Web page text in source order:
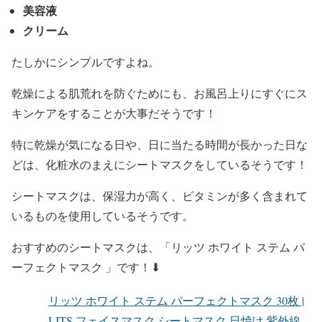
美容液
クリーム
たしかにシンプルですよね。
乾燥による肌荒れを防ぐためにも、 お風呂上り にすぐにス
キンケアをすることが大事だそうです！
特に乾燥が気になる日や、 日に当たる時間が長かった日な
どは、化粧水のまえにシートマスク をしているそうです！
シートマスクは、 保湿力が高く、ビタミンが多く含まれて
いるものを使用しているそうです。
おすすめのシートマスクは、
「リッツ ホワイト ステム パ
ーフェクトマスク 」 です！⬇︎
リッツ ホワイト ステム パーフェクトマスク 30枚 |